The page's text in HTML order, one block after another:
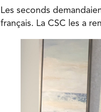
Les seconds
français. La CSC les a